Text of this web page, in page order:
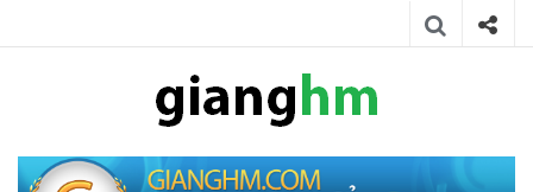
gianghm
kỹ thuật miễn phí